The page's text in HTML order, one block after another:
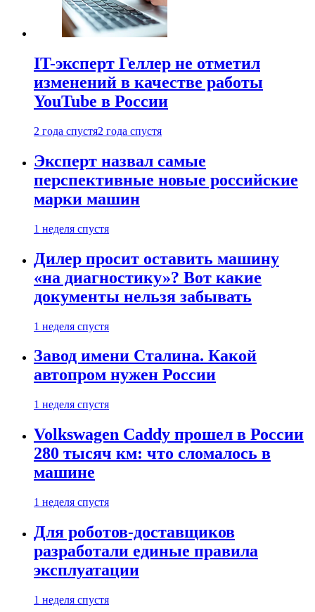
IT-эксперт Геллер не отметил
изменений в качестве работы
YouTube в России
2 года спустя2 года спустя
Эксперт назвал самые
перспективные новые российские
марки машин
1 неделя спустя
Дилер просит оставить машину
«на диагностику»? Вот какие
документы нельзя забывать
1 неделя спустя
Завод имени Сталина. Какой
автопром нужен России
1 неделя спустя
Volkswagen Caddy прошел в России
280 тысяч км: что сломалось в
машине
1 неделя спустя
Для роботов-доставщиков
разработали единые правила
эксплуатации
1 неделя спустя